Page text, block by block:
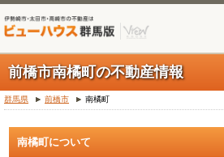
前橋市南橘町の不動産情報
群馬県 前橋市 南橘町
南橘町について